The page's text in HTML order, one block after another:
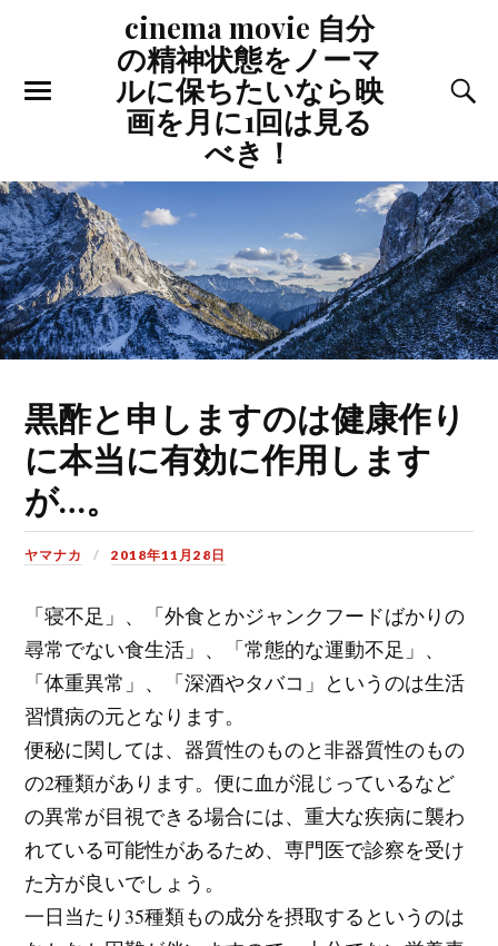
cinema movie 自分
の精神状態をノーマ
ルに保ちたいなら映
画を月に1回は見る
べき！
黒酢と申しますのは健康作り
に本当に有効に作用します
が…。
ヤマナカ 2018年11月28日
「寝不足」、「外食とかジャンクフードばかりの
尋常でない食生活」、「常態的な運動不足」、
「体重異常」、「深酒やタバコ」というのは生活
習慣病の元となります。
便秘に関しては、器質性のものと非器質性のもの
の2種類があります。便に血が混じっているなど
の異常が目視できる場合には、重大な疾病に襲わ
れている可能性があるため、専門医で診察を受け
た方が良いでしょう。
一日当たり35種類もの成分を摂取するというのは